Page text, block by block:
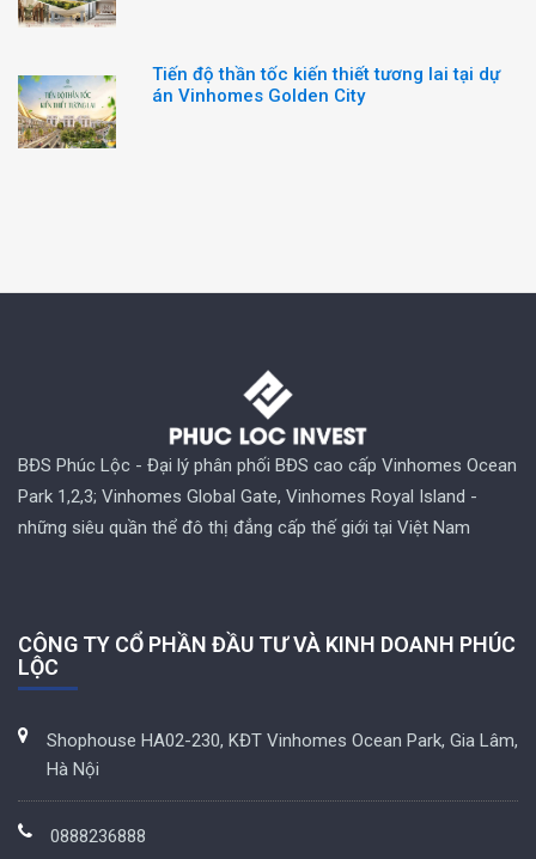
Tiến độ thần tốc kiến thiết tương lai tại dự
án Vinhomes Golden City
BĐS Phúc Lộc - Đại lý phân phối BĐS cao cấp Vinhomes Ocean
Park 1,2,3; Vinhomes Global Gate, Vinhomes Royal Island -
những siêu quần thể đô thị đẳng cấp thế giới tại Việt Nam
CÔNG TY CỔ PHẦN ĐẦU TƯ VÀ KINH DOANH PHÚC
LỘC
Shophouse HA02-230, KĐT Vinhomes Ocean Park, Gia Lâm,
Hà Nội
0888236888